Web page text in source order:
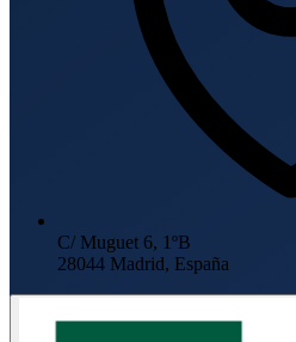
C/ Muguet 6, 1ºB
28044 Madrid, España